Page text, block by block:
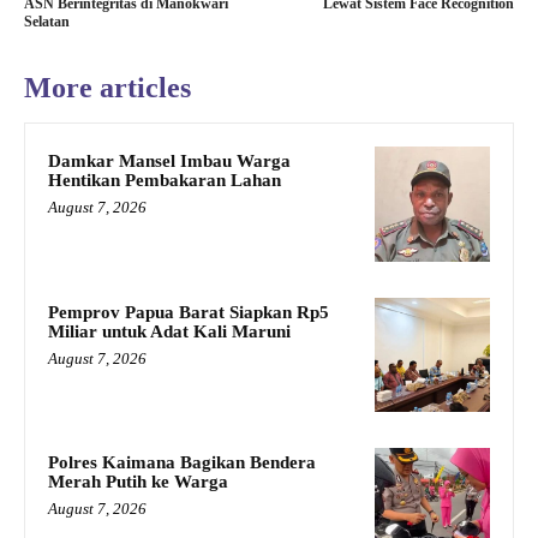
ASN Berintegritas di Manokwari
Selatan
Lewat Sistem Face Recognition
More articles
Damkar Mansel Imbau Warga
Hentikan Pembakaran Lahan
August 7, 2026
Pemprov Papua Barat Siapkan Rp5
Miliar untuk Adat Kali Maruni
August 7, 2026
Polres Kaimana Bagikan Bendera
Merah Putih ke Warga
August 7, 2026